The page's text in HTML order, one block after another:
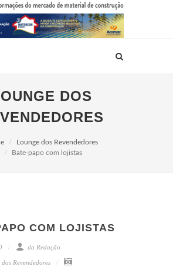
DOS
Lounge dos Revendedores
Bate-papo com lojistas
COM LOJISTAS
da Redação
Revendedores